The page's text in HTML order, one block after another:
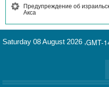
Предупреждение об
Акса
GMT-
Saturday 08 August 2026 ,